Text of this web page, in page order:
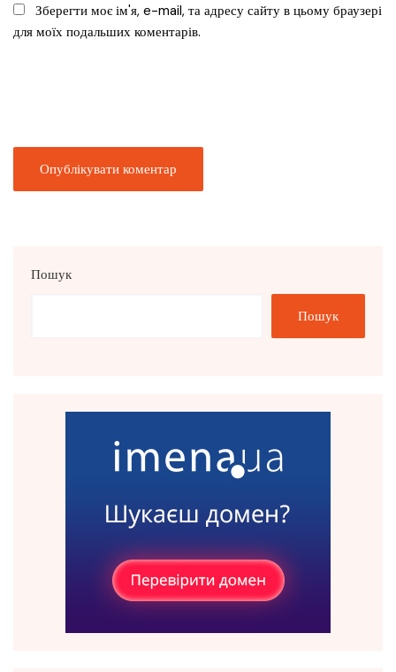
Зберегти моє ім'я, e-mail, та адресу сайту в цьому браузері
для моїх подальших коментарів.
Пошук
Пошук